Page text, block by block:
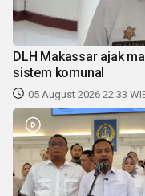
DLH Makassar ajak
sistem komunal
05 August 2026 22:33